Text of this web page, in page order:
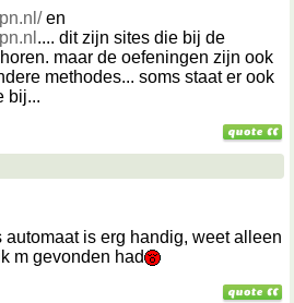
en
.... dit zijn sites die bij de
maar de oefeningen zijn ook
methodes... soms staat er ook
bij...
is erg handig, weet alleen
m gevonden had